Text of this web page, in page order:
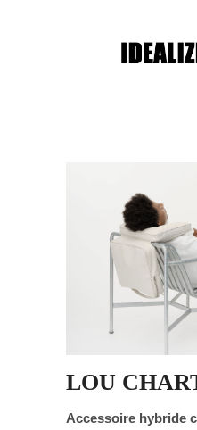
LOU
Accessoire hybride